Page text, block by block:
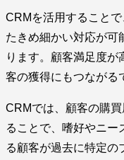
CRMを活用すること
たきめ細かい対応が可
ります。顧客満足度
客の獲得にもつながる
CRMでは、顧客の購
ることで、嗜好やニー
る顧客が過去に特定の